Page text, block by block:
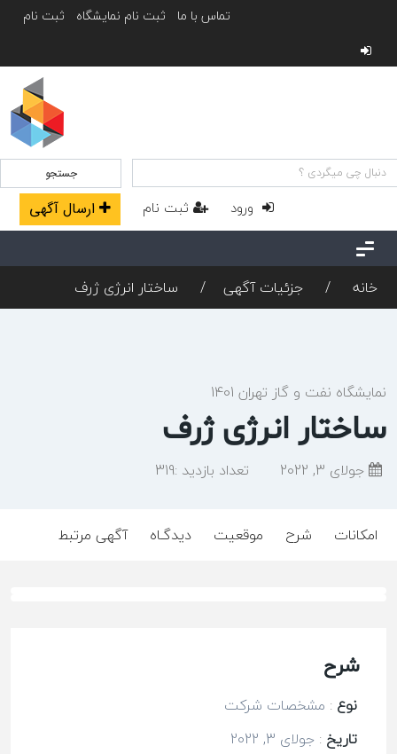
تماس با ما ثبت نام نمایشگاه ثبت نام
جستجو
ورود ثبت نام ارسال آگهی
خانه جزئیات آگهی ساختار انرژی ژرف
نمایشگاه نفت و گاز تهران 1401
ساختار انرژی ژرف
جولای 3, 2022 تعداد بازدید :319
امکانات شرح موقعیت دیدگـاه آگهی مرتبط
شرح
نوع : مشخصات شرکت
تاریخ : جولای 3, 2022